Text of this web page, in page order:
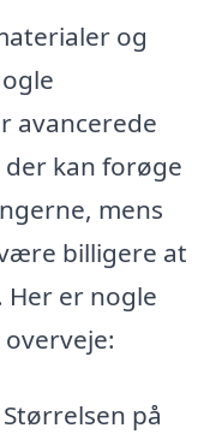
og
avancerede
kan forøge
mens
billigere at
er nogle
Størrelsen på